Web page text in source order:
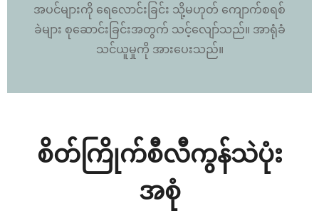
အပင်များကို ရေလောင်းခြင်း သို့မဟုတ် ကျောက်စရစ်
ခဲများ စုဆောင်းခြင်းအတွက် သင့်လျော်သည်။ အာရုံခံ
သင်ယူမှုကို အားပေးသည်။
စိတ်ကြိုက်စီလီကွန်သဲပုံး
အစုံ